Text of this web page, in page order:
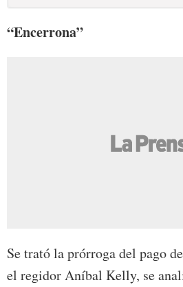
“Encerrona”
Se trató la prórroga del pago
el regidor Aníbal Kelly, se